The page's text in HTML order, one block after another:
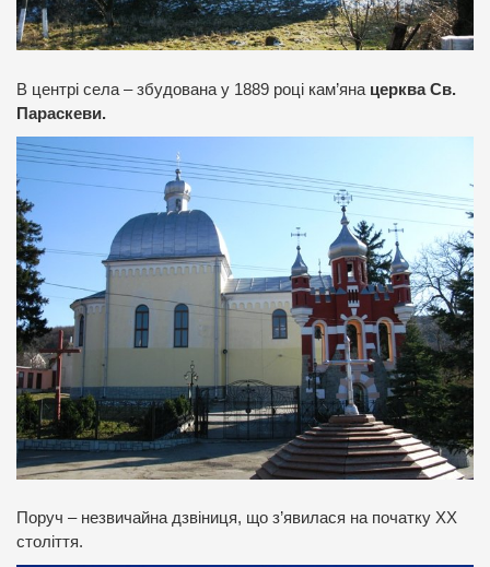
В центрі села – збудована у 1889 році кам’яна церква Св.
Параскеви.
Поруч – незвичайна дзвіниця, що з’явилася на початку ХХ
століття.